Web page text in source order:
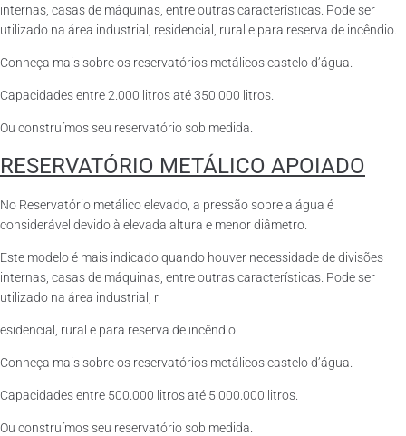
internas, casas de máquinas, entre outras características. Pode ser
utilizado na área industrial, residencial, rural e para reserva de incêndio.
Conheça mais sobre os reservatórios metálicos castelo d’água.
Capacidades entre 2.000 litros até 350.000 litros.
Ou construímos seu reservatório sob medida.
RESERVATÓRIO METÁLICO APOIADO
No Reservatório metálico elevado, a pressão sobre a água é
considerável devido à elevada altura e menor diâmetro.
Este modelo é mais indicado quando houver necessidade de divisões
internas, casas de máquinas, entre outras características. Pode ser
utilizado na área industrial, r
esidencial, rural e para reserva de incêndio.
Conheça mais sobre os reservatórios metálicos castelo d’água.
Capacidades entre 500.000 litros até 5.000.000 litros.
Ou construímos seu reservatório sob medida.